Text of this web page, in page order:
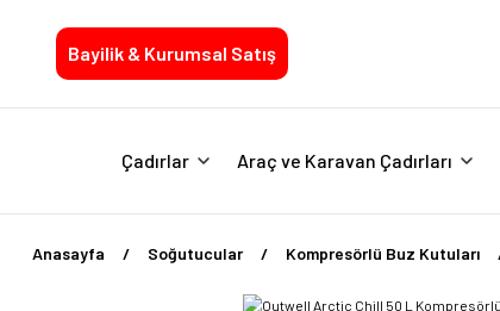
Bayilik & Kurumsal Satış
Çadırlar Araç ve Karavan Çadırları
Anasayfa Soğutucular Kompresörlü Buz Kutuları